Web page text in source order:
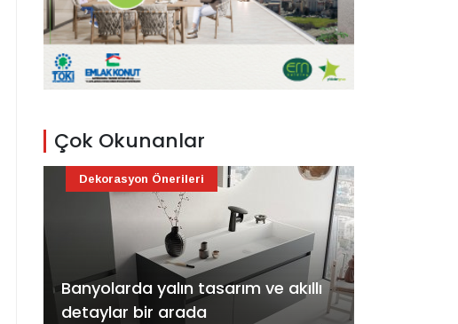
Çok Okunanlar
Banyolarda yalın tasarım ve akıllı
detaylar bir arada
Dekorasyon Önerileri